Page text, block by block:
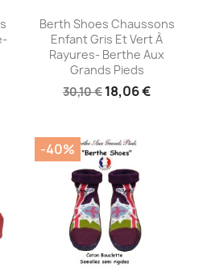
 Aperçu rapide
Berth Shoes Chaussons
Enfant Gris Et Vert À
Rayures- Berthe Aux
Grands Pieds
30,10 € 18,06 €
-40%